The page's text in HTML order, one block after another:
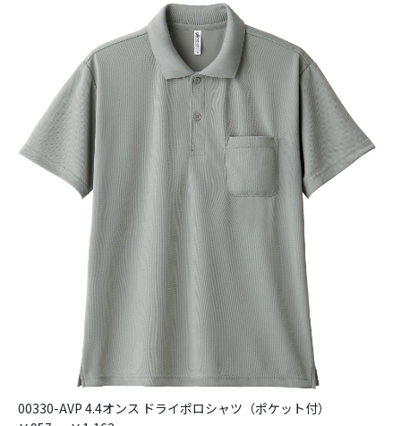
00330-AVP 4.4オンス ドライポロシャツ（ポケット付）